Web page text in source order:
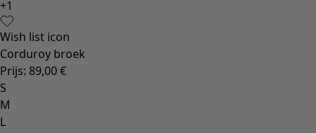
Ruimtes
Badkamer
Inrichting
Keuken & eetkamer